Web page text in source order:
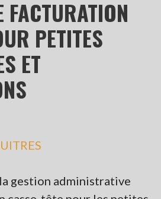
FACTURATION
PETITES
ET
gestion administrative